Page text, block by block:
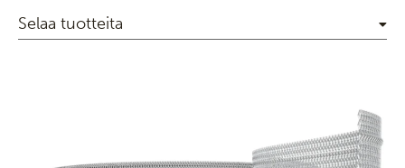
Selaa tuotteita